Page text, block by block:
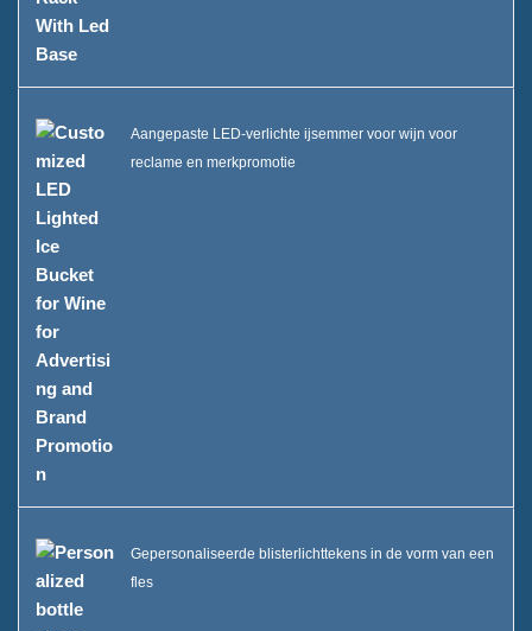
Aangepaste LED-verlichte ijsemmer voor wijn voor
reclame en merkpromotie
Gepersonaliseerde blisterlichttekens in de vorm van een
fles